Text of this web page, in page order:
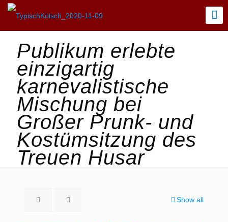
Publikum erlebte
einzigartig
karnevalistische
Mischung bei
Großer Prunk- und
Kostümsitzung des
Treuen Husar
Show all